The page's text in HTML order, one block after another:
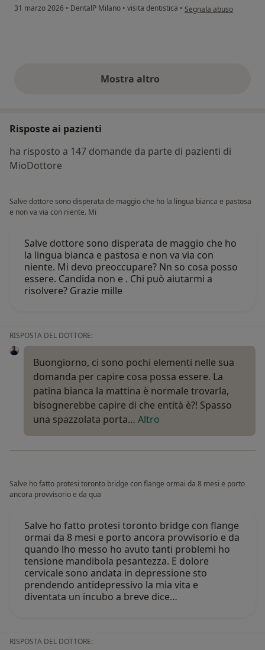
31 marzo 2026 • DentalP Milano • visita dentistica • secondo l'opinione
Segnala abuso
Mostra altroopinioni di cui sopra
Risposte ai pazienti
ha risposto a 147 domande da parte di pazienti di
MioDottore
Salve dottore sono disperata de maggio che ho la lingua bianca e pastosa
e non va via con niente. Mi
Salve dottore sono disperata de maggio che ho
la lingua bianca e pastosa e non va via con
niente. Mi devo preoccupare? Nn so cosa posso
essere. Candida non e . Chi può aiutarmi a
risolvere? Grazie mille
RISPOSTA DEL DOTTORE:
Buongiorno, ci sono pochi elementi nelle sua
domanda per capire cosa possa essere. La
patina bianca la mattina è normale trovarla,
bisognerebbe capire di che entità è?! Spasso
una spazzolata porta… Altro
Salve ho fatto protesi toronto bridge con flange ormai da 8 mesi e porto
ancora provvisorio e da qua
Salve ho fatto protesi toronto bridge con flange
ormai da 8 mesi e porto ancora provvisorio e da
quando lho messo ho avuto tanti problemi ho
tensione mandibola pesantezza. E dolore
cervicale sono andata in depressione sto
prendendo antidepressivo la mia vita e
diventata un incubo a breve dice…
RISPOSTA DEL DOTTORE: